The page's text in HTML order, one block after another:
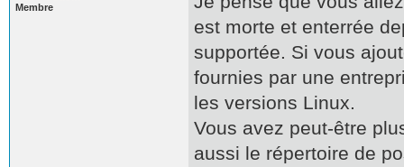
Membre
est morte et enterrée
supportée. Si vous
fournies par une
les versions Linux.
Vous avez peut-être
aussi le répertoire de